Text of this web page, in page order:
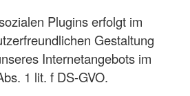
Plugins erfolgt im
Gestaltung
Internetangebots im
1 lit. f DS-GVO.